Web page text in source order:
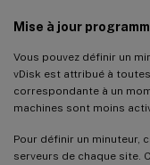
Mise à jour
Vous pouvez définir un
vDisk est attribué à
correspondante à un
machines sont moins
Pour définir un minuteur,
serveurs de chaque site.